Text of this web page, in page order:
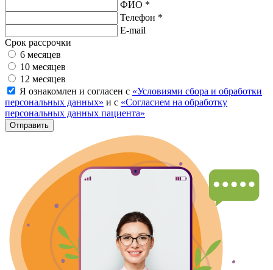
ФИО *
Телефон *
E-mail
Срок рассрочки
6 месяцев
10 месяцев
12 месяцев
Я ознакомлен и согласен с «Условиями сбора и обработки
персональных данных» и с «Согласием на обработку
персональных данных пациента»
Отправить